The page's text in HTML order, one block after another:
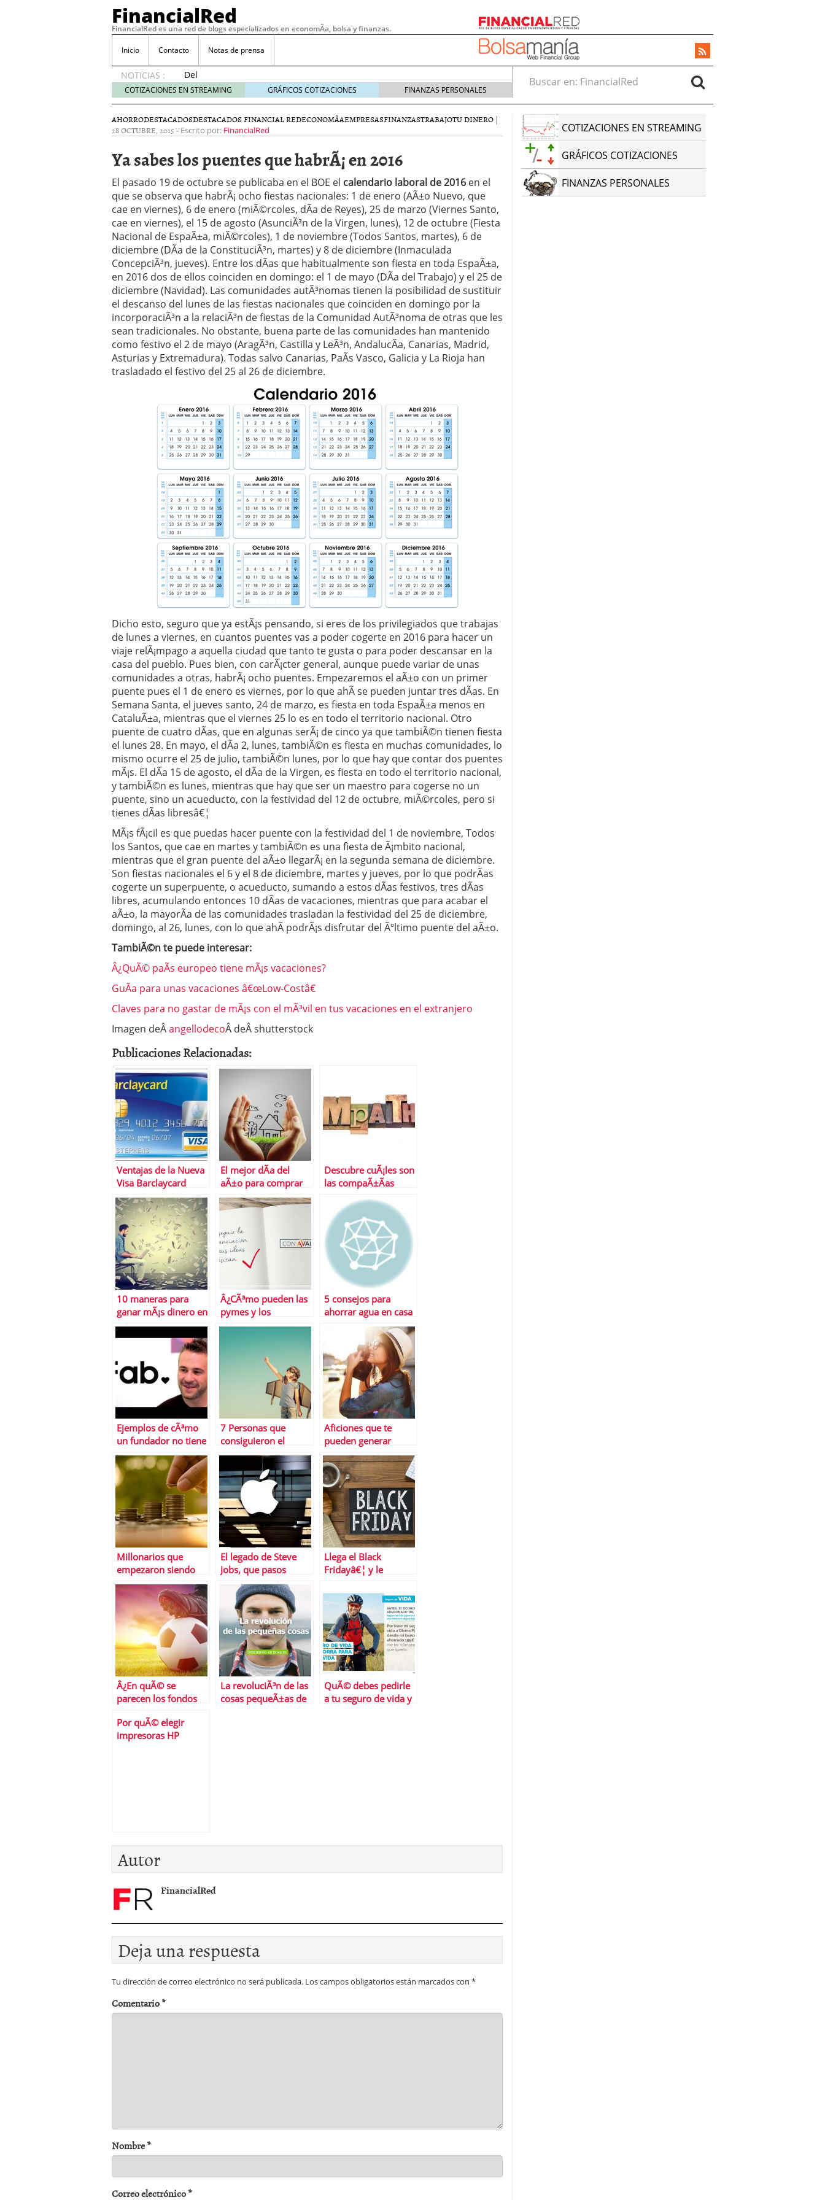
FinancialRed
FinancialRed es una red de blogs especializados en economÃ­a, bolsa y finanzas.
Inicio Contacto Notas de prensa
NOTICIAS :
Del
depósito
a la
cómo
está
la
gestión
del
ahorro
en
España
05/08/2026
Seguros de convenio en pymes: la obligación que muchas empresas
descubren cuando ya es demasiado tarde 20/07/2026
ReseÃ±a de SIFX: Lo Que Deben Saber los Traders Mexicanos Antes de
Operar 29/06/2026
Crear empresa online vs proceso tradicional: ventajas reales para pymes
29/05/2026
CÃ³mo afrontar una baja mÃ©dica cuando trabajas por cuenta propia
26/05/2026
COTIZACIONES EN STREAMING GRÁFICOS COTIZACIONES FINANZAS PERSONALES
Buscar en:
AHORRODESTACADOSDESTACADOS FINANCIAL REDECONOMÃ­AEMPRESASFINANZASTRABAJOTU DINERO |
28 OCTUBRE, 2015 - Escrito por: FinancialRed
Ya sabes los puentes que habrÃ¡ en 2016
El pasado 19 de octubre se publicaba en el BOE el calendario laboral de 2016 en el
que se observa que habrÃ¡ ocho fiestas nacionales: 1 de enero (AÃ±o Nuevo, que
cae en viernes), 6 de enero (miÃ©rcoles, dÃ­a de Reyes), 25 de marzo (Viernes Santo,
cae en viernes), el 15 de agosto (AsunciÃ³n de la Virgen, lunes), 12 de octubre (Fiesta
Nacional de EspaÃ±a, miÃ©rcoles), 1 de noviembre (Todos Santos, martes), 6 de
diciembre (DÃ­a de la ConstituciÃ³n, martes) y 8 de diciembre (Inmaculada
ConcepciÃ³n, jueves). Entre los dÃ­as que habitualmente son fiesta en toda EspaÃ±a,
en 2016 dos de ellos coinciden en domingo: el 1 de mayo (DÃ­a del Trabajo) y el 25 de
diciembre (Navidad). Las comunidades autÃ³nomas tienen la posibilidad de sustituir
el descanso del lunes de las fiestas nacionales que coinciden en domingo por la
incorporaciÃ³n a la relaciÃ³n de fiestas de la Comunidad AutÃ³noma de otras que les
sean tradicionales. No obstante, buena parte de las comunidades han mantenido
como festivo el 2 de mayo (AragÃ³n, Castilla y LeÃ³n, AndalucÃ­a, Canarias, Madrid,
Asturias y Extremadura). Todas salvo Canarias, PaÃ­s Vasco, Galicia y La Rioja han
trasladado el festivo del 25 al 26 de diciembre.
Dicho esto, seguro que ya estÃ¡s pensando, si eres de los privilegiados que trabajas
de lunes a viernes, en cuantos puentes vas a poder cogerte en 2016 para hacer un
viaje relÃ¡mpago a aquella ciudad que tanto te gusta o para poder descansar en la
casa del pueblo. Pues bien, con carÃ¡cter general, aunque puede variar de unas
comunidades a otras, habrÃ¡ ocho puentes. Empezaremos el aÃ±o con un primer
puente pues el 1 de enero es viernes, por lo que ahÃ­ se pueden juntar tres dÃ­as. En
Semana Santa, el jueves santo, 24 de marzo, es fiesta en toda EspaÃ±a menos en
CataluÃ±a, mientras que el viernes 25 lo es en todo el territorio nacional. Otro
puente de cuatro dÃ­as, que en algunas serÃ¡ de cinco ya que tambiÃ©n tienen fiesta
el lunes 28. En mayo, el dÃ­a 2, lunes, tambiÃ©n es fiesta en muchas comunidades, lo
mismo ocurre el 25 de julio, tambiÃ©n lunes, por lo que hay que contar dos puentes
mÃ¡s. El dÃ­a 15 de agosto, el dÃ­a de la Virgen, es fiesta en todo el territorio nacional,
y tambiÃ©n es lunes, mientras que hay que ser un maestro para cogerse no un
puente, sino un acueducto, con la festividad del 12 de octubre, miÃ©rcoles, pero si
tienes dÃ­as libresâ€¦
MÃ¡s fÃ¡cil es que puedas hacer puente con la festividad del 1 de noviembre, Todos
los Santos, que cae en martes y tambiÃ©n es una fiesta de Ã¡mbito nacional,
mientras que el gran puente del aÃ±o llegarÃ¡ en la segunda semana de diciembre.
Son fiestas nacionales el 6 y el 8 de diciembre, martes y jueves, por lo que podrÃ­as
cogerte un superpuente, o acueducto, sumando a estos dÃ­as festivos, tres dÃ­as
libres, acumulando entonces 10 dÃ­as de vacaciones, mientras que para acabar el
aÃ±o, la mayorÃ­a de las comunidades trasladan la festividad del 25 de diciembre,
domingo, al 26, lunes, con lo que ahÃ­ podrÃ¡s disfrutar del Ãºltimo puente del aÃ±o.
TambiÃ©n te puede interesar:
Â¿QuÃ© paÃ­s europeo tiene mÃ¡s vacaciones?
GuÃ­a para unas vacaciones â€œLow-Costâ€
Claves para no gastar de mÃ¡s con el mÃ³vil en tus vacaciones en el extranjero
Imagen deÂangellodecoÂ deÂ shutterstock
Publicaciones Relacionadas:
Ventajas de la Nueva
Visa Barclaycard
El mejor dÃ­a del
aÃ±o para comprar
una casa
Descubre cuÃ¡les son
las compaÃ±Ã­as
y las menos
10 maneras para
ganar mÃ¡s dinero en
2016
Â¿CÃ³mo pueden las
pymes y los
autÃ³nomos lograr
5 consejos para
ahorrar agua en casa
Ejemplos de cÃ³mo
un fundador no tiene
que ser
necesariamente un
buen CEO
7 Personas que
consiguieron el
Ã©xito despuÃ©s de
ser rechazados
Aficiones que te
pueden generar
ingresos
Millonarios que
empezaron siendo
pobres
El legado de Steve
Jobs, que pasos
seguir y cuÃ¡les no
Llega el Black
Fridayâ€¦ y le
Monday
Â¿En quÃ© se
parecen los fondos
fÃºtbol?
La revoluciÃ³n de las
cosas pequeÃ±as de
QuÃ© debes pedirle
a tu seguro de vida y
Por quÃ© elegir
impresoras HP
Autor
FinancialRed
Deja una respuesta
Tu dirección de correo electrónico no será publicada. Los campos obligatorios están marcados con *
Comentario*
Nombre*
Correo electrónico*
COTIZACIONES EN STREAMING
GRÁFICOS COTIZACIONES
FINANZAS PERSONALES